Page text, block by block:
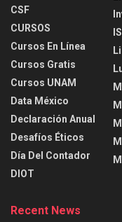
CSF
CURSOS
Cursos En Línea
Cursos Gratis
Cursos UNAM
Data México
Declaración Anual
Desafíos Éticos
Día Del Contador
DIOT
Recent News